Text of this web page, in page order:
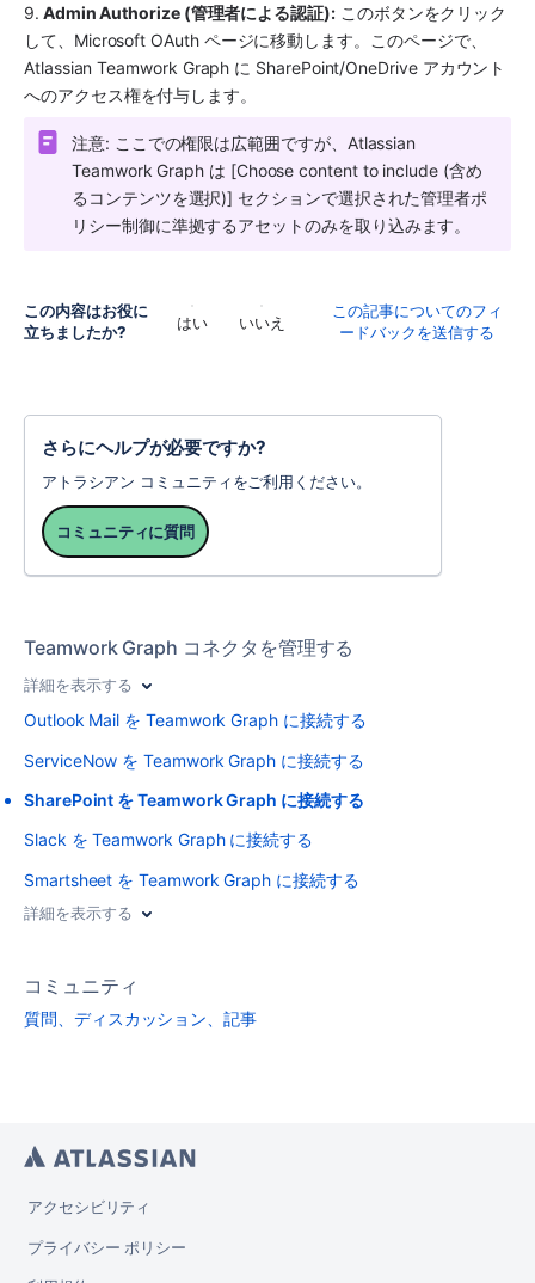
9. Admin Authorize (管理者による認証): このボタンをクリック
して、Microsoft OAuth ページに移動します。このページで、
Atlassian Teamwork Graph に SharePoint/OneDrive アカウント
へのアクセス権を付与します。
注意: ここでの権限は広範囲ですが、Atlassian
Teamwork Graph は [Choose content to include (含め
るコンテンツを選択)] セクションで選択された管理者ポ
リシー制御に準拠するアセットのみを取り込みます。
この内容はお役に
立ちましたか?
はい いいえ
この記事についてのフィ
ードバックを送信する
さらにヘルプが必要ですか?
アトラシアン コミュニティをご利用ください。
コミュニティに質問
Teamwork Graph コネクタを管理する
詳細を表示する
Outlook Mail を Teamwork Graph に接続する
ServiceNow を Teamwork Graph に接続する
SharePoint を Teamwork Graph に接続する
Slack を Teamwork Graph に接続する
Smartsheet を Teamwork Graph に接続する
詳細を表示する
コミュニティ
質問、ディスカッション、記事
アクセシビリティ
プライバシー ポリシー